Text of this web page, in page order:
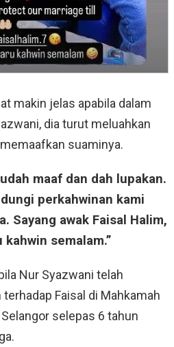
makin jelas apabila dalam
dia turut meluahkan
suaminya.
maaf dan dah lupakan.
perkahwinan kami
Sayang awak Faisal Halim,
kahwin semalam.”
Nur Syazwani telah
Faisal di Mahkamah
selepas 6 tahun